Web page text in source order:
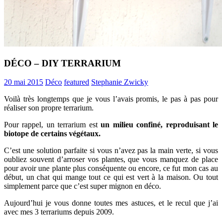
DÉCO – DIY TERRARIUM
20 mai 2015 Déco featured Stephanie Zwicky
Voilà très longtemps que je vous l’avais promis, le pas à pas pour
réaliser son propre terrarium.
Pour rappel, un terrarium estun milieu confiné, reproduisant le
biotope de certains végétaux.
C’est une solution parfaite si vous n’avez pas la main verte, si vous
oubliez souvent d’arroser vos plantes, que vous manquez de place
pour avoir une plante plus conséquente ou encore, ce fut mon cas au
début, un chat qui mange tout ce qui est vert à la maison. Ou tout
simplement parce que c’est super mignon en déco.
Aujourd’hui je vous donne toutes mes astuces, et le recul que j’ai
avec mes 3 terrariums depuis 2009.